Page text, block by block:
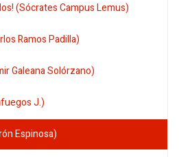
(Sócrates Campus Lemus)
Ramos Padilla)
Galeana Solórzano)
J.)
Espinosa)